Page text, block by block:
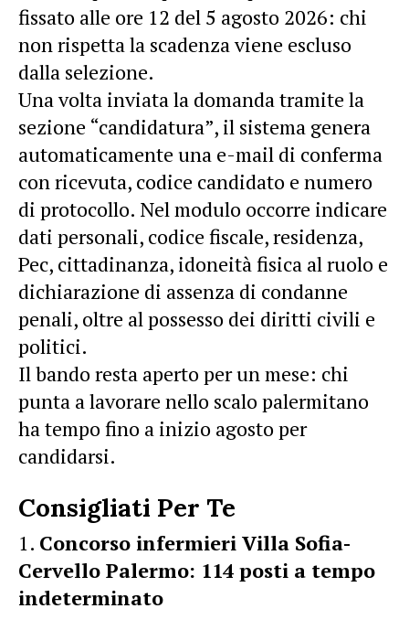
fissato alle ore 12 del 5 agosto 2026: chi
non rispetta la scadenza viene escluso
dalla selezione.
Una volta inviata la domanda tramite la
sezione “candidatura”, il sistema genera
automaticamente una e-mail di conferma
con ricevuta, codice candidato e numero
di protocollo. Nel modulo occorre indicare
dati personali, codice fiscale, residenza,
Pec, cittadinanza, idoneità fisica al ruolo e
dichiarazione di assenza di condanne
penali, oltre al possesso dei diritti civili e
politici.
Il bando resta aperto per un mese: chi
punta a lavorare nello scalo palermitano
ha tempo fino a inizio agosto per
candidarsi.
Consigliati Per Te
Concorso infermieri Villa Sofia-
Cervello Palermo: 114 posti a tempo
indeterminato